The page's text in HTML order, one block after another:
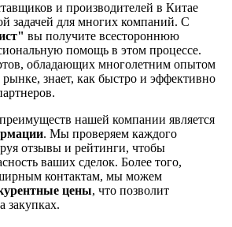
и производителей в Китае
задачей для многих компаний. С
вы получите всестороннюю
помощь в этом процессе.
обладающих многолетним опытом
знает, как быстро и эффективно
нашей компании является
. Мы проверяем каждого
отзывы и рейтинги, чтобы
ваших сделок. Более того,
контактам, мы можем
цены, что позволит
закупках.